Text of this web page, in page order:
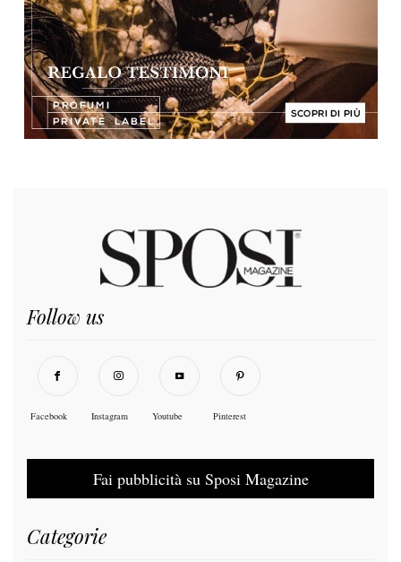
Follow us
Facebook Instagram Youtube Pinterest
Fai pubblicità su Sposi Magazine
Categorie